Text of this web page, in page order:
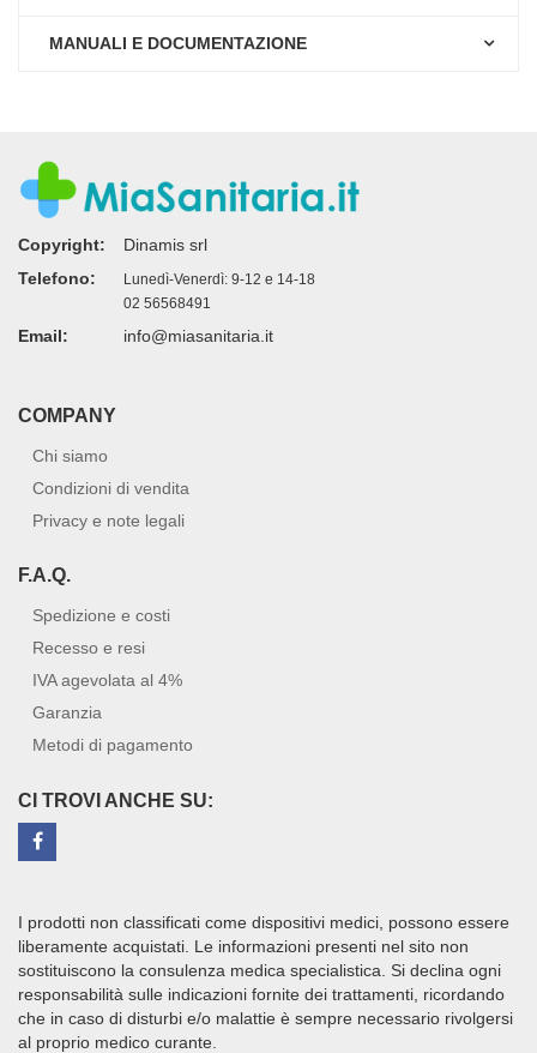
MANUALI E DOCUMENTAZIONE
Copyright:
Dinamis srl
Telefono:
Lunedì-Venerdì: 9-12 e 14-18
02 56568491
Email: info@miasanitaria.it
COMPANY
Chi siamo
Condizioni di vendita
Privacy e note legali
F.A.Q.
Spedizione e costi
Recesso e resi
IVA agevolata al 4%
Garanzia
Metodi di pagamento
CI TROVI ANCHE SU:
I prodotti non classificati come dispositivi medici, possono essere
liberamente acquistati. Le informazioni presenti nel sito non
sostituiscono la consulenza medica specialistica. Si declina ogni
responsabilità sulle indicazioni fornite dei trattamenti, ricordando
che in caso di disturbi e/o malattie è sempre necessario rivolgersi
al proprio medico curante.